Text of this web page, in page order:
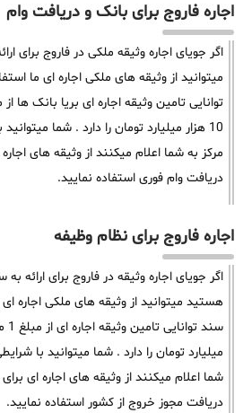
اجاره فاروج برای بانک و دریافت وام
اگر جویای اجاره وثیقه ملکی در فاروج برای
میتوانید از وثیقه های ملکی اجاره ای ما
10 هزار میلیارد تومان را دارد . شما
مرکز به شما اعلام میکنند از وثیقه های
دریافت وام فوری استفاده نمایید.
اجاره فاروج برای نظام وظیفه
اگر جویای اجاره وثیقه در فاروج برای ارائه
هستید میتوانید از وثیقه های ملکی اجاره ای
میلیارد تومان را دارد . شما میتوانید با
شما اعلام میکنند از وثیقه های اجاره ای
دریافت مجوز خروج از کشور استفاده نمایید.